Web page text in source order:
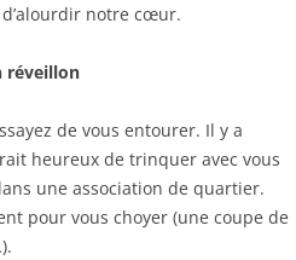
notre cœur.
réveillon
de vous entourer. Il y a
heureux de trinquer avec vous
une association de quartier.
pour vous choyer (une coupe de